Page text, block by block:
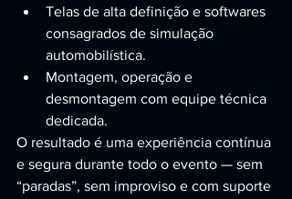
Telas de alta definição e softwares
consagrados de simulação
automobilística.
Montagem, operação e
desmontagem com equipe técnica
dedicada.
O resultado é uma experiência contínua
e segura durante todo o evento — sem
“paradas”, sem improviso e com suporte